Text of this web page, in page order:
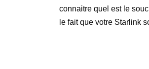
connaitre quel est le
le fait que votre Starlink